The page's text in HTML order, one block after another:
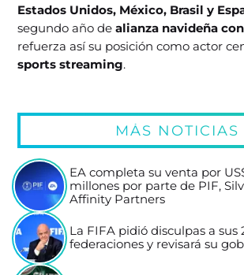
Estados Unidos, México, Brasil y
segundo año dealianza navideña
refuerza así su posición como actor
sports streaming.
MÁS NOTICIAS
EA completa su venta por
millones por parte de PIF,
Affinity Partners
La FIFA pidió disculpas a sus
federaciones y revisará su